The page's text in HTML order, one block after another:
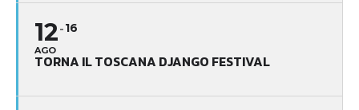
12
AGO
16
TORNA IL TOSCANA DJANGO FESTIVAL